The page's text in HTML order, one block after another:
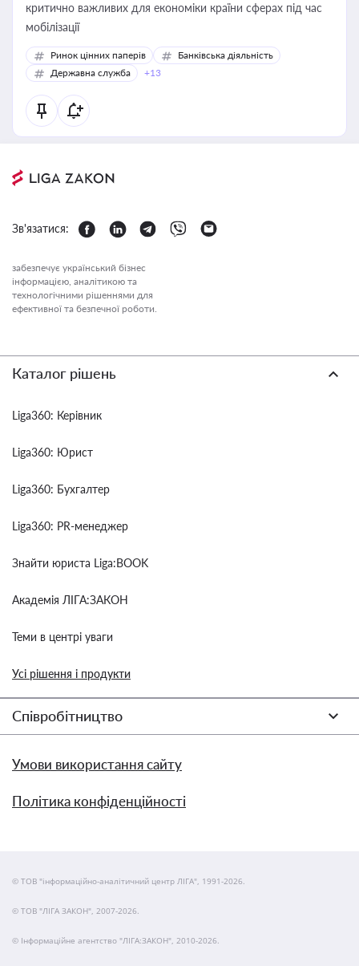
критично важливих для економіки країни сферах під час
мобілізації
Ринок цінних паперів
Банківська діяльність
Державна служба
+13
Зв'язатися:
забезпечує український бізнес
інформацією, аналітикою та
технологічними рішеннями для
ефективної та безпечної роботи.
Каталог рішень
Liga360: Керівник
Liga360: Юрист
Liga360: Бухгалтер
Liga360: PR-менеджер
Знайти юриста Liga:BOOK
Академія ЛІГА:ЗАКОН
Теми в центрі уваги
Усі рішення і продукти
Співробітництво
Умови використання сайту
Політика конфіденційності
© ТОВ "інформаційно-аналітичний центр ЛІГА", 1991-2026.
© ТОВ "ЛІГА ЗАКОН", 2007-2026.
© Інформаційне агентство "ЛІГА:ЗАКОН", 2010-2026.